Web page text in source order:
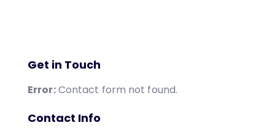
Get in Touch
Error:Contact form not found.
Contact Info